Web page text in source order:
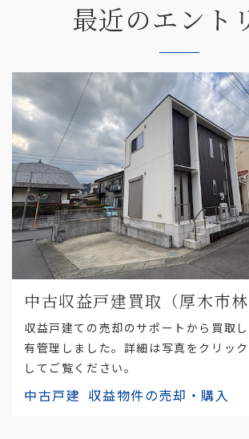
最近のエント
中古収益戸建買取（厚木市林
収益戸建ての売却のサポートから買取
有管理しました。詳細は写真をクリッ
してご覧ください。
中古戸建 収益物件の売却・購入